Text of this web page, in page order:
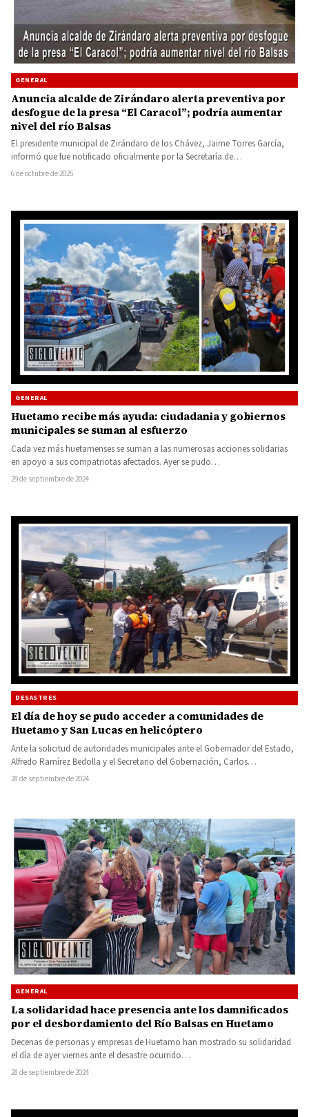
GENERAL
Anuncia alcalde de Zirándaro alerta preventiva por
desfogue de la presa “El Caracol”; podría aumentar
nivel del río Balsas
El presidente municipal de Zirándaro de los Chávez, Jaime Torres García,
informó que fue notificado oficialmente por la Secretaría de…
6 de octubre de 2025
GENERAL
Huetamo recibe más ayuda: ciudadania y gobiernos
municipales se suman al esfuerzo
Cada vez más huetamenses se suman a las numerosas acciones solidarias
en apoyo a sus compatriotas afectados. Ayer se pudo…
29 de septiembre de 2024
DESASTRES
El día de hoy se pudo acceder a comunidades de
Huetamo y San Lucas en helicóptero
Ante la solicitud de autoridades municipales ante el Gobernador del Estado,
Alfredo Ramírez Bedolla y el Secretario del Gobernación, Carlos…
28 de septiembre de 2024
GENERAL
La solidaridad hace presencia ante los damnificados
por el desbordamiento del Río Balsas en Huetamo
Decenas de personas y empresas de Huetamo han mostrado su solidaridad
el día de ayer viernes ante el desastre ocurrido…
28 de septiembre de 2024